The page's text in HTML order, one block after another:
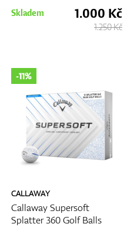
Skladem 1.000 Kč
1.250 Kč
CALLAWAY
Callaway Supersoft
Splatter 360 Golf Balls
-11%